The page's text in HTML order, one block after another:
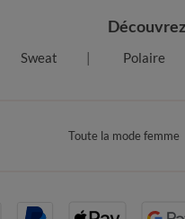
Sweat Polaire
Toute la mode femme